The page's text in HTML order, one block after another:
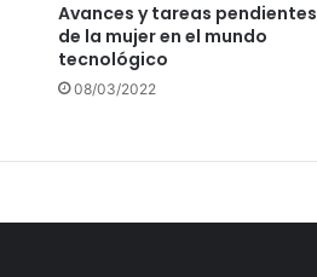
Avances y tareas pendientes
de la mujer en el mundo
tecnológico
08/03/2022